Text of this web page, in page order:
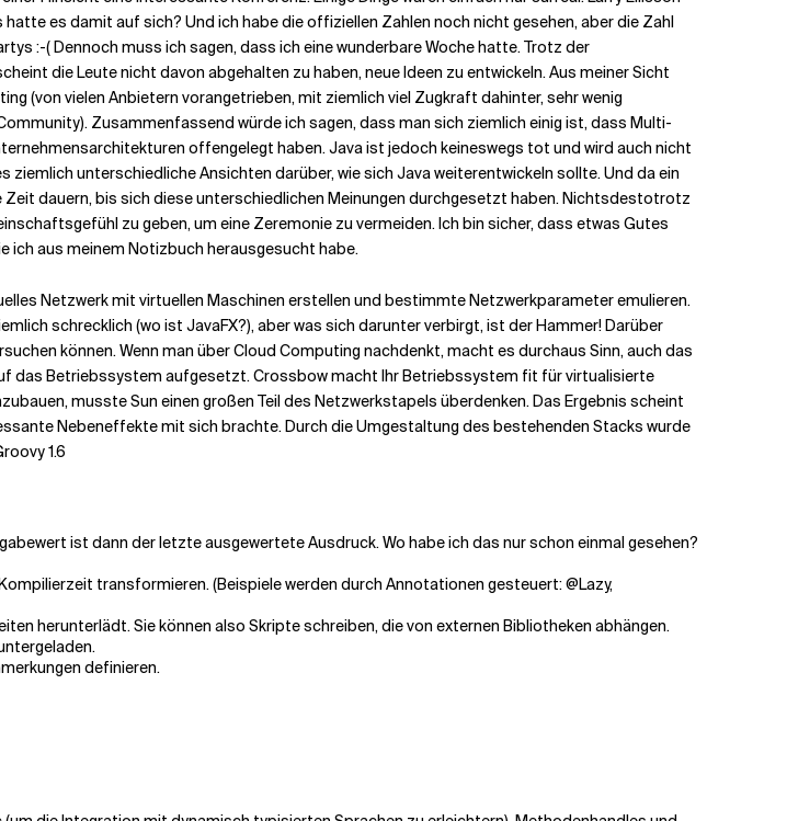
es damit auf sich? Und ich habe die offiziellen Zahlen noch nicht gesehen, aber die Zahl
:-( Dennoch muss ich sagen, dass ich eine wunderbare Woche hatte. Trotz der
die Leute nicht davon abgehalten zu haben, neue Ideen zu entwickeln. Aus meiner Sicht
(von vielen Anbietern vorangetrieben, mit ziemlich viel Zugkraft dahinter, sehr wenig
Zusammenfassend würde ich sagen, dass man sich ziemlich einig ist, dass Multi-
offengelegt haben. Java ist jedoch keineswegs tot und wird auch nicht
unterschiedliche Ansichten darüber, wie sich Java weiterentwickeln sollte. Und da ein
dauern, bis sich diese unterschiedlichen Meinungen durchgesetzt haben. Nichtsdestotrotz
zu geben, um eine Zeremonie zu vermeiden. Ich bin sicher, dass etwas Gutes
ich aus meinem Notizbuch herausgesucht habe.
Netzwerk mit virtuellen Maschinen erstellen und bestimmte Netzwerkparameter emulieren.
schrecklich (wo ist JavaFX?), aber was sich darunter verbirgt, ist der Hammer! Darüber
können. Wenn man über Cloud Computing nachdenkt, macht es durchaus Sinn, auch das
das Betriebssystem aufgesetzt. Crossbow macht Ihr Betriebssystem fit für virtualisierte
musste Sun einen großen Teil des Netzwerkstapels überdenken. Das Ergebnis scheint
Nebeneffekte mit sich brachte. Durch die Umgestaltung des bestehenden Stacks wurde
1.6
ist dann der letzte ausgewertete Ausdruck. Wo habe ich das nur schon einmal gesehen?
transformieren. (Beispiele werden durch Annotationen gesteuert: @Lazy,
herunterlädt. Sie können also Skripte schreiben, die von externen Bibliotheken abhängen.
definieren.